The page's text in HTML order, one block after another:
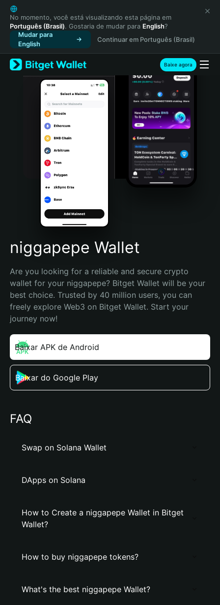
English
日本語
Tiếng Việt
Русский
Español (Latinoamérica)
Türkçe
Italiano
Português (Portugal)
Bahasa Indonesia
Português (Brasil)
Español (Argentina)
No momento, você está visualizando esta página em
Português (Brasil). Gostaria de mudar para English?
Mudar para
English
Continuar em Português (Brasil)
Baixe agora
niggapepe Wallet
Are you looking for a reliable and secure crypto
wallet for your niggapepe? Bitget Wallet will be your
best choice. Trusted by 40 million users, you can
freely explore Web3 on Bitget Wallet. Start your
journey now!
Baixar APK de Android
Baixar do Google Play
FAQ
Swap on Solana Wallet
DApps on Solana
How to Create a niggapepe Wallet in Bitget
Wallet?
How to buy niggapepe tokens?
What's the best niggapepe Wallet?